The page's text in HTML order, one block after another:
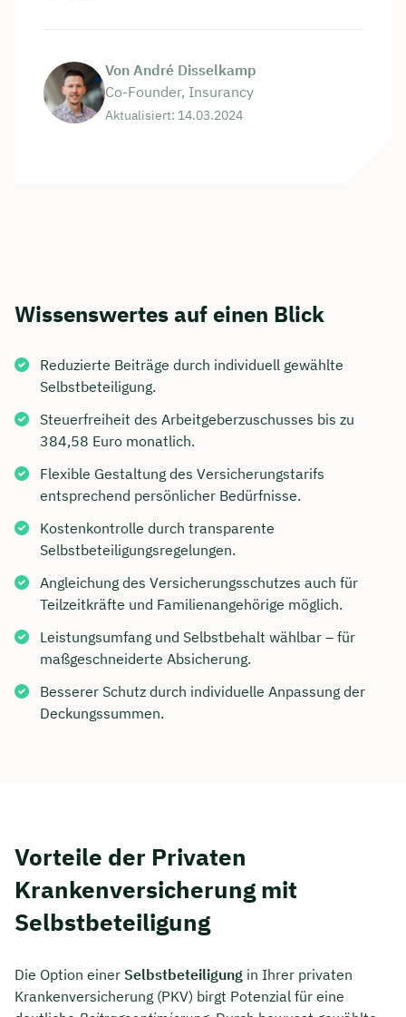
Von André Disselkamp
Co-Founder, Insurancy
Aktualisiert: 14.03.2024
Wissenswertes auf einen Blick
Reduzierte Beiträge durch individuell gewählte
Selbstbeteiligung.
Steuerfreiheit des Arbeitgeberzuschusses bis zu
384,58 Euro monatlich.
Flexible Gestaltung des Versicherungstarifs
entsprechend persönlicher Bedürfnisse.
Kostenkontrolle durch transparente
Selbstbeteiligungsregelungen.
Angleichung des Versicherungsschutzes auch für
Teilzeitkräfte und Familienangehörige möglich.
Leistungsumfang und Selbstbehalt wählbar – für
maßgeschneiderte Absicherung.
Besserer Schutz durch individuelle Anpassung der
Deckungssummen.
Vorteile der Privaten
Krankenversicherung mit
Selbstbeteiligung
Die Option einer Selbstbeteiligung in Ihrer privaten
Krankenversicherung (PKV) birgt Potenzial für eine